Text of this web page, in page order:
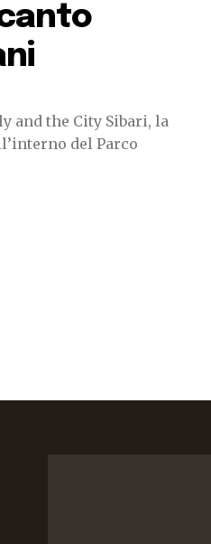
and the City Sibari, la
del Parco